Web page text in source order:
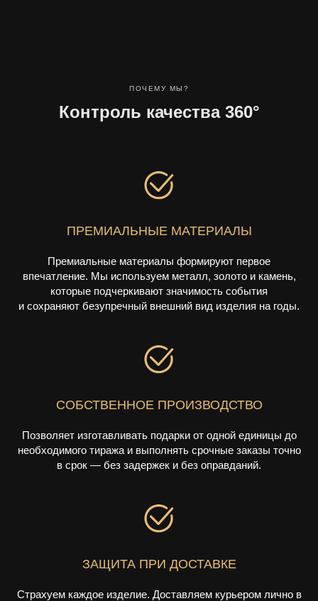
ПОЧЕМУ МЫ?
Контроль качества 360°
ПРЕМИАЛЬНЫЕ МАТЕРИАЛЫ
Премиальные материалы формируют первое
впечатление. Мы используем металл, золото и камень,
которые подчеркивают значимость события
и сохраняют безупречный внешний вид изделия на годы.
СОБСТВЕННОЕ ПРОИЗВОДСТВО
Позволяет изготавливать подарки от одной единицы до
необходимого тиража и выполнять срочные заказы точно
в срок — без задержек и без оправданий.
ЗАЩИТА ПРИ ДОСТАВКЕ
Страхуем каждое изделие. Доставляем курьером лично в